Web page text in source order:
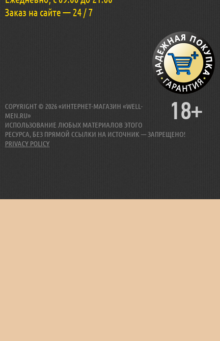
Заказ на сайте — 24 / 7
18+
COPYRIGHT © 2026 «ИНТЕРНЕТ-МАГАЗИН «WELL-
MEN.RU»
ИСПОЛЬЗОВАНИЕ ЛЮБЫХ МАТЕРИАЛОВ ЭТОГО
РЕСУРСА, БЕЗ ПРЯМОЙ ССЫЛКИ НА ИСТОЧНИК — ЗАПРЕЩЕНО!
PRIVACY POLICY